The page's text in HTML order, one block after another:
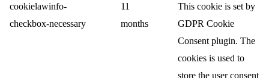
cookielawinfo-
checkbox-necessary
11
months
This cookie is set by
GDPR Cookie
Consent plugin. The
cookies is used to
store the user consent